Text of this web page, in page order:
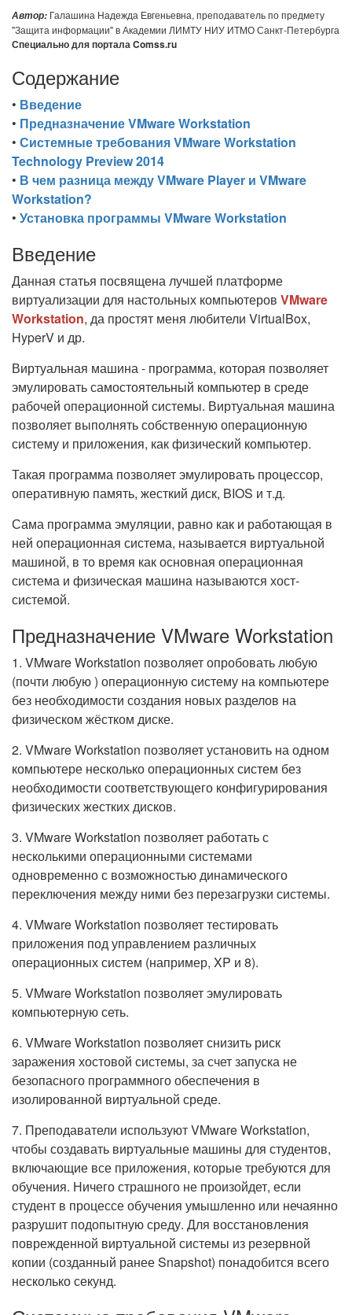
Автор: Галашина Надежда Евгеньевна, преподаватель по предмету
"Защита информации" в Академии ЛИМТУ НИУ ИТМО Санкт-Петербурга
Специально для портала Comss.ru
Содержание
• Введение
• Предназначение VMware Workstation
• Системные требования VMware Workstation
Technology Preview 2014
• В чем разница между VMware Player и VMware
Workstation?
• Установка программы VMware Workstation
Введение
Данная статья посвящена лучшей платформе
виртуализации для настольных компьютеров VMware
Workstation, да простят меня любители VirtualBox,
HyperV и др.
Виртуальная машина - программа, которая позволяет
эмулировать самостоятельный компьютер в среде
рабочей операционной системы. Виртуальная машина
позволяет выполнять собственную операционную
систему и приложения, как физический компьютер.
Такая программа позволяет эмулировать процессор,
оперативную память, жесткий диск, BIOS и т.д.
Сама программа эмуляции, равно как и работающая в
ней операционная система, называется виртуальной
машиной, в то время как основная операционная
система и физическая машина называются хост-
системой.
Предназначение VMware Workstation
1. VMware Workstation позволяет опробовать любую
(почти любую ) операционную систему на компьютере
без необходимости создания новых разделов на
физическом жёстком диске.
2. VMware Workstation позволяет установить на одном
компьютере несколько операционных систем без
необходимости соответствующего конфигурирования
физических жестких дисков.
3. VMware Workstation позволяет работать с
несколькими операционными системами
одновременно с возможностью динамического
переключения между ними без перезагрузки системы.
4. VMware Workstation позволяет тестировать
приложения под управлением различных
операционных систем (например, XP и 8).
5. VMware Workstation позволяет эмулировать
компьютерную сеть.
6. VMware Workstation позволяет снизить риск
заражения хостовой системы, за счет запуска не
безопасного программного обеспечения в
изолированной виртуальной среде.
7. Преподаватели используют VMware Workstation,
чтобы создавать виртуальные машины для студентов,
включающие все приложения, которые требуются для
обучения. Ничего страшного не произойдет, если
студент в процессе обучения умышленно или нечаянно
разрушит подопытную среду. Для восстановления
поврежденной виртуальной системы из резервной
копии (созданный ранее Snapshot) понадобится всего
несколько секунд.